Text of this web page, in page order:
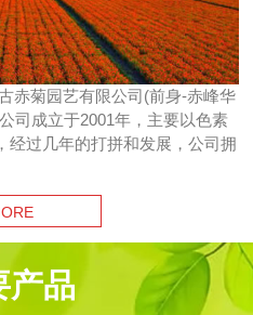
赤菊园艺有限公司(前身-赤峰华
司成立于2001年，主要以色素
经过几年的打拼和发展，公司拥
产品